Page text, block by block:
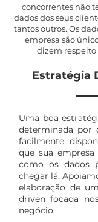
Uma boa
determinada por
facilmente
que sua
como os dados
chegar lá.
elaboração de
driven focada
negócio.
concorrentes não
dados dos seus
tantos outros. Os
empresa são
dizem respeito
Estratégia